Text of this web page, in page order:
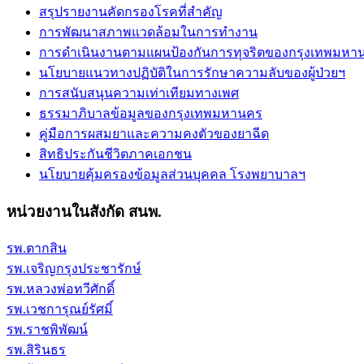
สรุปรายงานคัดกรองโรคที่สำคัญ
การพัฒนาสภาพแวดล้อมในการทำงาน
การดำเนินงานตามแผนป้องกันการทุจริตของกรุงเทพมหา
นโยบายแนวทางปฏิบัติในการรักษาความลับของผู้ป่วยฯ
การสนับสนุนความเท่าเทียมทางเพศ
ธรรมาภิบาลข้อมูลของกรุงเทพมหานคร
คู่มือการผสมยาและความคงตัวของยาฉีด
สิทธิประกันชีวิตภาคเอกชน
นโยบายคุ้มครองข้อมูลส่วนบุคคล โรงพยาบาลฯ
หน่วยงานในสังกัด สนพ.
รพ.ตากสิน
รพ.เจริญกรุงประชารักษ์
รพ.หลวงพ่อทวีศักดิ์
รพ.เวชการุณย์รัศมิ์
รพ.ราชพิพัฒน์
รพ.สิรินธร